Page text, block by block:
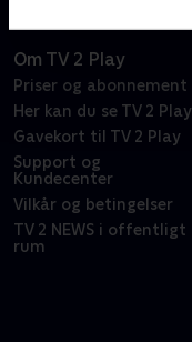
Om TV 2 Play
Priser og abonnement
Her kan du se TV 2 Play
Gavekort til TV 2 Play
Support og
Kundecenter
Vilkår og betingelser
TV 2 NEWS i offentligt
rum